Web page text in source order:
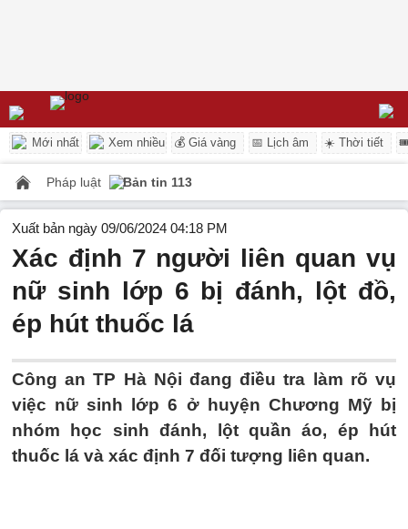
Mới nhất Xem nhiều 💰 Giá vàng 📅 Lịch âm ☀️ Thời tiết
Pháp luật Bản tin 113
Xuất bản ngày 09/06/2024 04:18 PM
Xác định 7 người liên quan vụ
nữ sinh lớp 6 bị đánh, lột đồ,
ép hút thuốc lá
Công an TP Hà Nội đang điều tra làm rõ vụ
việc nữ sinh lớp 6 ở huyện Chương Mỹ bị
nhóm học sinh đánh, lột quần áo, ép hút
thuốc lá và xác định 7 đối tượng liên quan.